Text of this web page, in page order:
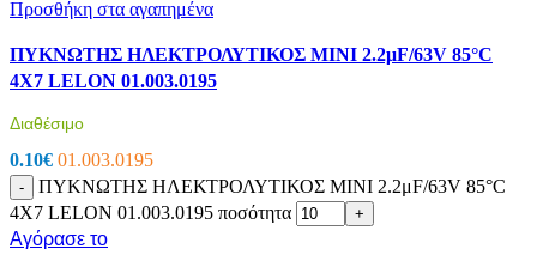
Προσθήκη στα αγαπημένα
ΠΥΚΝΩΤΗΣ ΗΛΕΚΤΡΟΛΥΤΙΚΟΣ MINI 2.2μF/63V 85°C
4X7 LELON 01.003.0195
Διαθέσιμο
0.10€ 01.003.0195
-
ΠΥΚΝΩΤΗΣ ΗΛΕΚΤΡΟΛΥΤΙΚΟΣ MINI 2.2μF/63V 85°C
4X7 LELON 01.003.0195 ποσότητα
+
Αγόρασε το